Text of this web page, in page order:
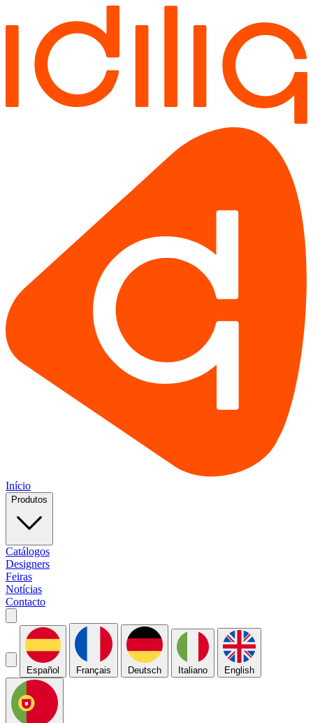
Início
Produtos
Catálogos
Designers
Feiras
Notícias
Contacto
Español Français Deutsch Italiano English